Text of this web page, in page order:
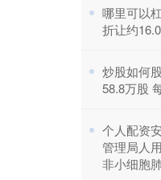
哪里可以
折让约
炒股如何
58.8万股
个人配资
管理局人
非小细胞